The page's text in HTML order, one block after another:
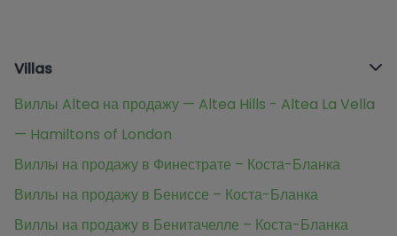
Villas
Виллы Altea на продажу — Altea Hills - Altea La Vella
— Hamiltons of London
Виллы на продажу в Финестрате – Коста-Бланка
Виллы на продажу в Бениссе – Коста-Бланка
Виллы на продажу в Бенитачелле – Коста-Бланка